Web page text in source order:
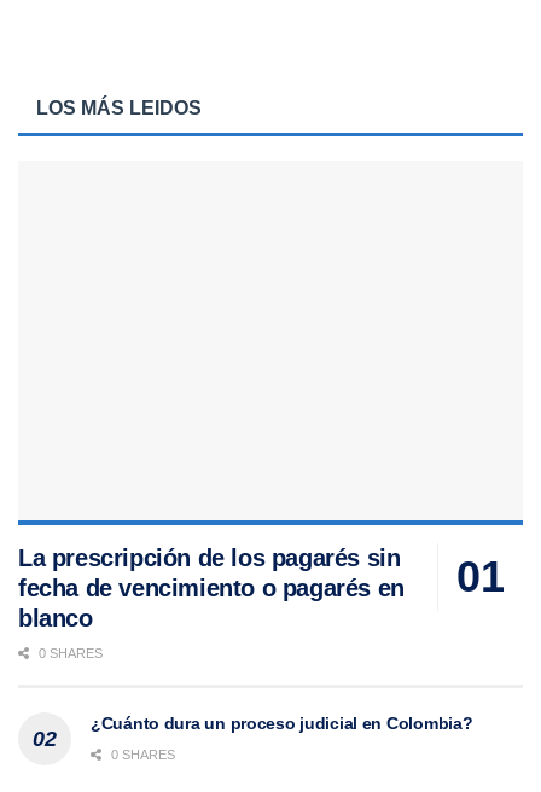
LOS MÁS LEIDOS
La prescripción de los pagarés sin
fecha de vencimiento o pagarés en
blanco
0 SHARES
¿Cuánto dura un proceso judicial en Colombia?
0 SHARES